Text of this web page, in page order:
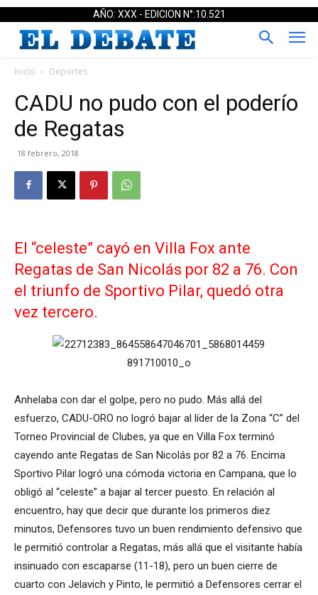
AÑO: XXX - EDICION N°:10.521
Inicio Deportes
CADU no pudo con el poderío
de Regatas
18 febrero, 2018
El “celeste” cayó en Villa Fox ante
Regatas de San Nicolás por 82 a 76. Con
el triunfo de Sportivo Pilar, quedó otra
vez tercero.
Anhelaba con dar el golpe, pero no pudo. Más allá del
esfuerzo, CADU-ORO no logró bajar al líder de la Zona “C” del
Torneo Provincial de Clubes, ya que en Villa Fox terminó
cayendo ante Regatas de San Nicolás por 82 a 76. Encima
Sportivo Pilar logró una cómoda victoria en Campana, que lo
obligó al “celeste” a bajar al tercer puesto. En relación al
encuentro, hay que decir que durante los primeros diez
minutos, Defensores tuvo un buen rendimiento defensivo que
le permitió controlar a Regatas, más allá que el visitante había
insinuado con escaparse (11-18), pero un buen cierre de
cuarto con Jelavich y Pinto, le permitió a Defensores cerrar el